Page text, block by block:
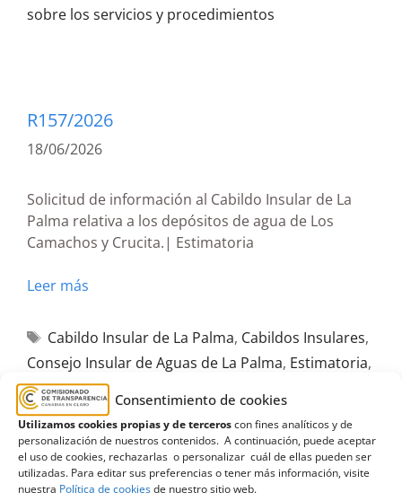
Consentimiento de cookies
Utilizamos cookies propias y de terceroscon fines analíticos y de
personalización de nuestros contenidos. A continuación, puede aceptar
el uso de cookies, rechazarlas o personalizar cuál de ellas pueden ser
utilizadas. Para editar sus preferencias o tener más información, visite
nuestra Política de cookiesde nuestro sitio web.
sobre los servicios y procedimientos
R157/2026
18/06/2026
Solicitud de información al Cabildo Insular de La
Palma relativa a los depósitos de agua de Los
Camachos y Crucita.| Estimatoria
Leer más
Cabildo Insular de La Palma, Cabildos Insulares,
Consejo Insular de Aguas de La Palma, Estimatoria,
Información sobre los servicios y procedimientos
A501/2026